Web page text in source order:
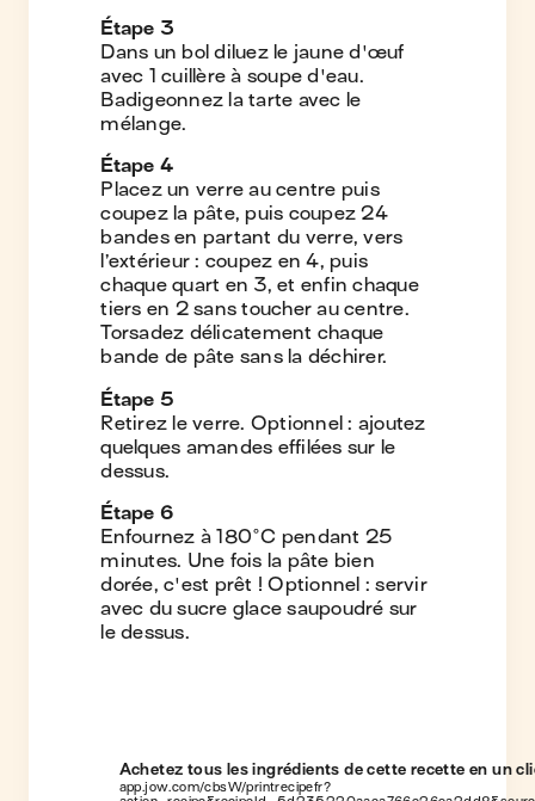
Étape 3
Dans un bol diluez le jaune d'œuf
avec 1 cuillère à soupe d'eau.
Badigeonnez la tarte avec le
mélange.
Étape 4
Placez un verre au centre puis
coupez la pâte, puis coupez 24
bandes en partant du verre, vers
l’extérieur : coupez en 4, puis
chaque quart en 3, et enfin chaque
tiers en 2 sans toucher au centre.
Torsadez délicatement chaque
bande de pâte sans la déchirer.
Étape 5
Retirez le verre. Optionnel : ajoutez
quelques amandes effilées sur le
dessus.
Étape 6
Enfournez à 180°C pendant 25
minutes. Une fois la pâte bien
dorée, c'est prêt ! Optionnel : servir
avec du sucre glace saupoudré sur
le dessus.
Achetez tous les ingrédients de cette recette en un
app.jow.com/cbsW/printrecipefr?